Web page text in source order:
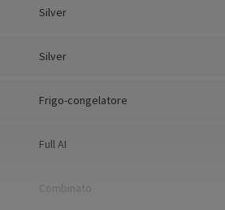
Silver
Silver
Frigo-congelatore
Full AI
Combinato